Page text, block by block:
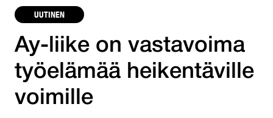
UUTINEN
Ay-liike on vastavoima
työelämää heikentäville
voimille